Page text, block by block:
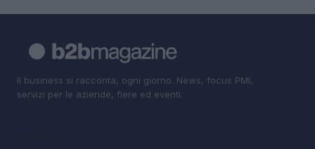
Il business si racconta, ogni giorno. News, focus PMI,
servizi per le aziende, fiere ed eventi.